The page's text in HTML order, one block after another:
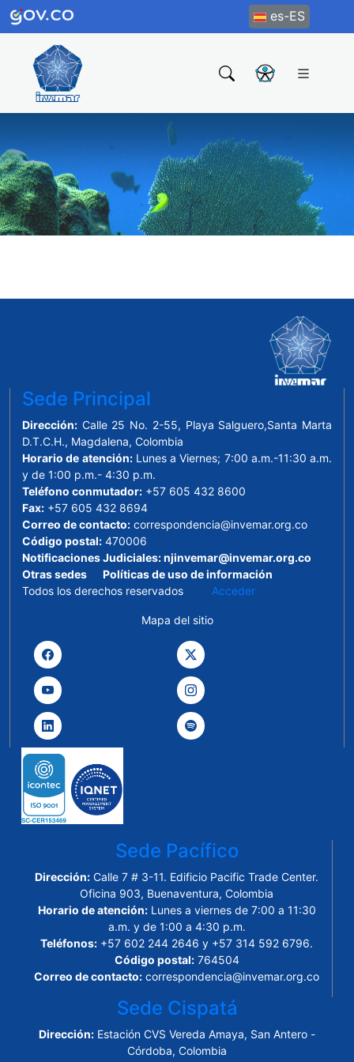
es-ES
Sede Principal
Dirección: Calle 25 No. 2-55, Playa Salguero,Santa Marta
D.T.C.H., Magdalena, Colombia
Horario de atención:Lunes a Viernes; 7:00 a.m.-11:30 a.m.
y de 1:00 p.m.- 4:30 p.m.
Teléfono conmutador: +57 605 432 8600
Fax: +57 605 432 8694
Correo de contacto: correspondencia@invemar.org.co
Código postal: 470006
Notificaciones Judiciales:njinvemar@invemar.org.co
Otras sedes
Políticas de uso de información
Todos los derechos reservados Acceder
Mapa del sitio
Sede Pacífico
Dirección: Calle 7 # 3-11. Edificio Pacific Trade Center.
Oficina 903, Buenaventura, Colombia
Horario de atención:Lunes a viernes de 7:00 a 11:30
a.m. y de 1:00 a 4:30 p.m.
Teléfonos: +57 602 244 2646 y +57 314 592 6796.
Código postal:764504
Correo de contacto: correspondencia@invemar.org.co
Sede Cispatá
Dirección: Estación CVS Vereda Amaya, San Antero -
Córdoba, Colombia